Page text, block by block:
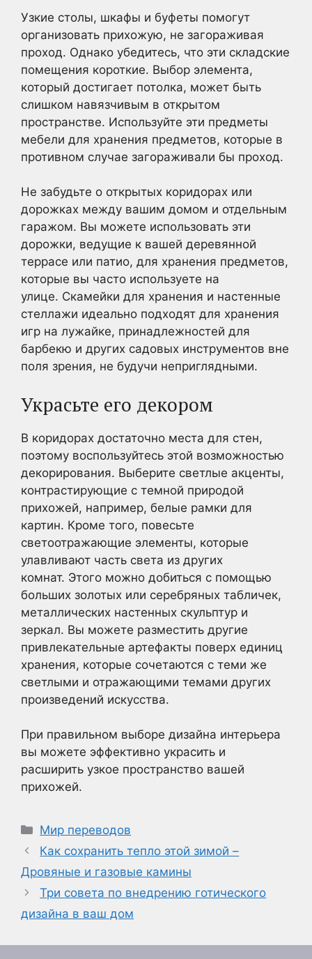
Узкие столы, шкафы и буфеты помогут
организовать прихожую, не загораживая
проход. Однако убедитесь, что эти складские
помещения короткие. Выбор элемента,
который достигает потолка, может быть
слишком навязчивым в открытом
пространстве. Используйте эти предметы
мебели для хранения предметов, которые в
противном случае загораживали бы проход.
Не забудьте о открытых коридорах или
дорожках между вашим домом и отдельным
гаражом. Вы можете использовать эти
дорожки, ведущие к вашей деревянной
террасе или патио, для хранения предметов,
которые вы часто используете на
улице. Скамейки для хранения и настенные
стеллажи идеально подходят для хранения
игр на лужайке, принадлежностей для
барбекю и других садовых инструментов вне
поля зрения, не будучи неприглядными.
Украсьте его декором
В коридорах достаточно места для стен,
поэтому воспользуйтесь этой возможностью
декорирования. Выберите светлые акценты,
контрастирующие с темной природой
прихожей, например, белые рамки для
картин. Кроме того, повесьте
светоотражающие элементы, которые
улавливают часть света из других
комнат. Этого можно добиться с помощью
больших золотых или серебряных табличек,
металлических настенных скульптур и
зеркал. Вы можете разместить другие
привлекательные артефакты поверх единиц
хранения, которые сочетаются с теми же
светлыми и отражающими темами других
произведений искусства.
При правильном выборе дизайна интерьера
вы можете эффективно украсить и
расширить узкое пространство вашей
прихожей.
Рубрики
Мир переводов
Как сохранить тепло этой зимой –
Дровяные и газовые камины
Три совета по внедрению готического
дизайна в ваш дом